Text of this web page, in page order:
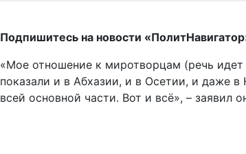
Подпишитесь на новости
«Мое отношение к миротворцам (речь
показали и в Абхазии, и в Осетии, и даже
всей основной части. Вот и всё», – заявил